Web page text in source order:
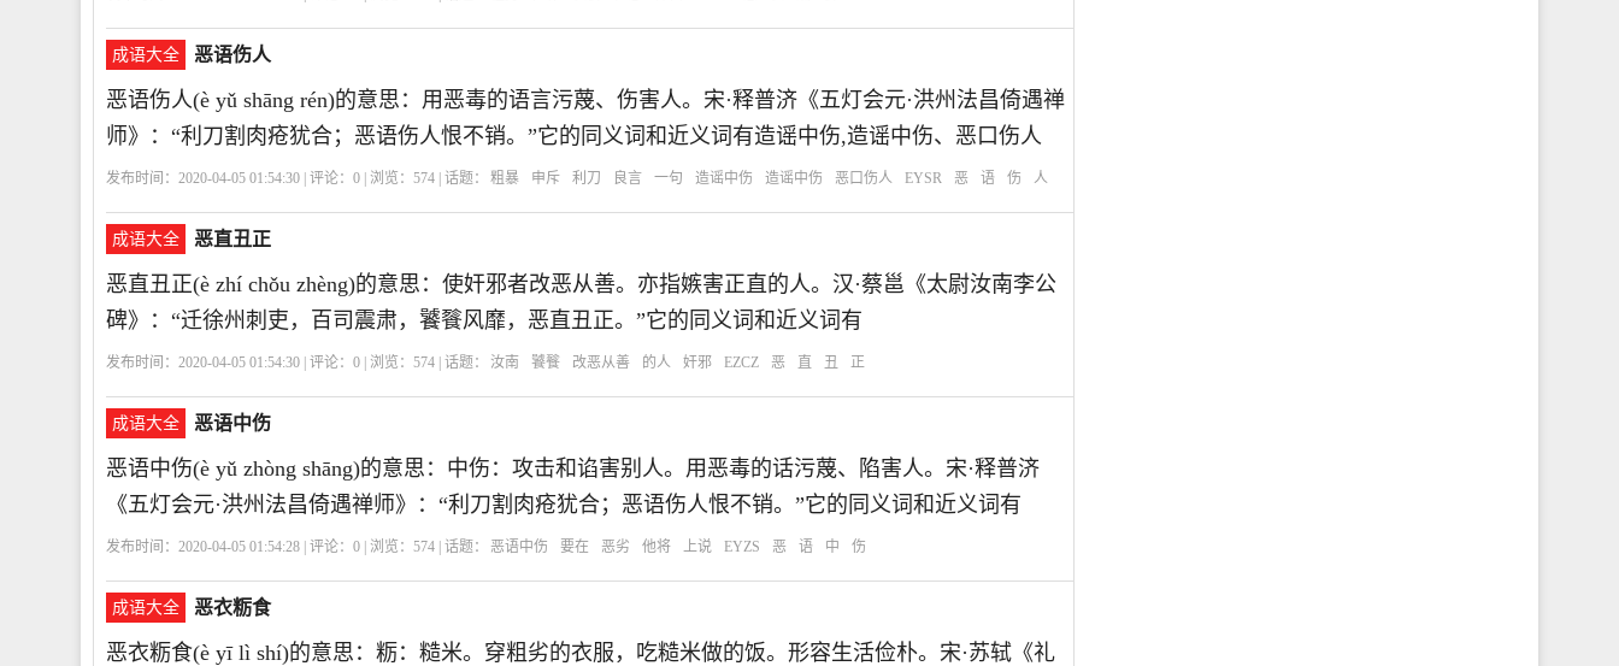
成语大全 恶语伤人
恶语伤人(è yǔ shāng rén)的意思：用恶毒的语言污蔑、伤害人。宋·释普济《五灯会元·洪州法昌倚遇禅
师》：“利刀割肉疮犹合；恶语伤人恨不销。”它的同义词和近义词有造谣中伤,造谣中伤、恶口伤人
发布时间：2020-04-05 01:54:30 | 评论： 0 | 浏览： 574 | 话题： 粗暴 申斥 利刀 良言 一句 造谣中伤 造谣中伤 恶口伤人 EYSR 恶 语 伤 人
成语大全 恶直丑正
恶直丑正(è zhí chǒu zhèng)的意思：使奸邪者改恶从善。亦指嫉害正直的人。汉·蔡邕《太尉汝南李公
碑》：“迁徐州刺吏，百司震肃，饕餮风靡，恶直丑正。”它的同义词和近义词有
发布时间：2020-04-05 01:54:30 | 评论： 0 | 浏览： 574 | 话题： 汝南 饕餮 改恶从善 的人 奸邪 EZCZ 恶 直 丑 正
成语大全 恶语中伤
恶语中伤(è yǔ zhòng shāng)的意思：中伤：攻击和谄害别人。用恶毒的话污蔑、陷害人。宋·释普济
《五灯会元·洪州法昌倚遇禅师》：“利刀割肉疮犹合；恶语伤人恨不销。”它的同义词和近义词有
发布时间：2020-04-05 01:54:28 | 评论： 0 | 浏览： 574 | 话题： 恶语中伤 要在 恶劣 他将 上说 EYZS 恶 语 中 伤
成语大全 恶衣粝食
恶衣粝食(è yī lì shí)的意思：粝：糙米。穿粗劣的衣服，吃糙米做的饭。形容生活俭朴。宋·苏轼《礼